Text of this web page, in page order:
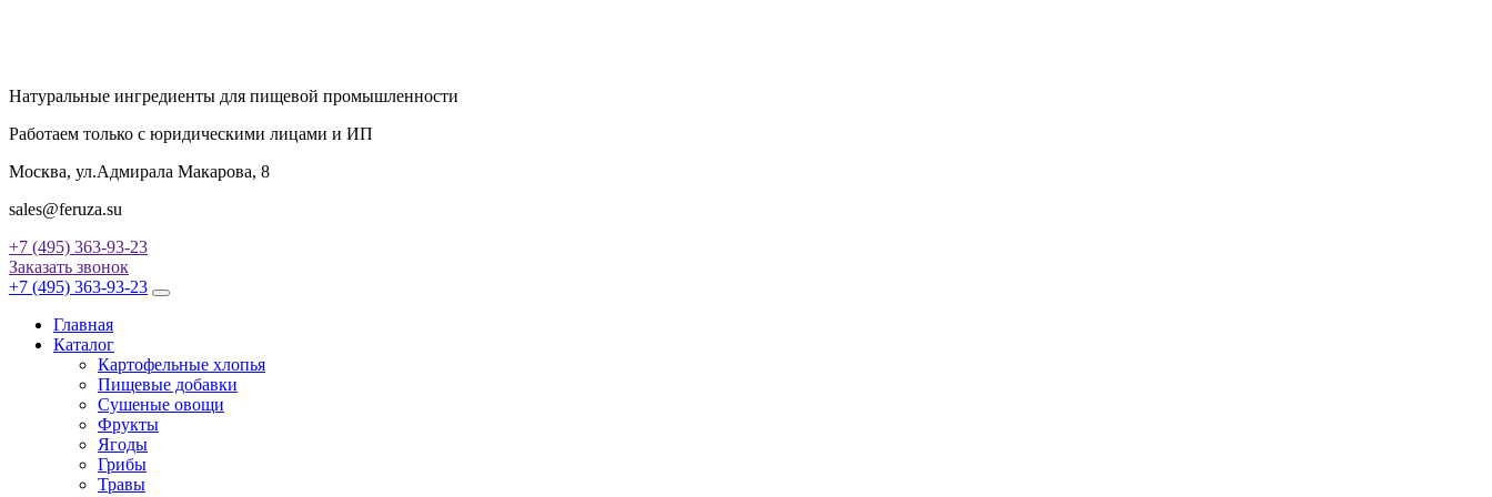
Натуральные ингредиенты для пищевой промышленности
Работаем только с юридическими лицами и ИП
Москва, ул.Адмирала Макарова, 8
sales@feruza.su
+7 (495) 363-93-23
Заказать звонок
+7 (495) 363-93-23
Главная
Каталог
Картофельные хлопья
Пищевые добавки
Сушеные овощи
Фрукты
Ягоды
Грибы
Травы